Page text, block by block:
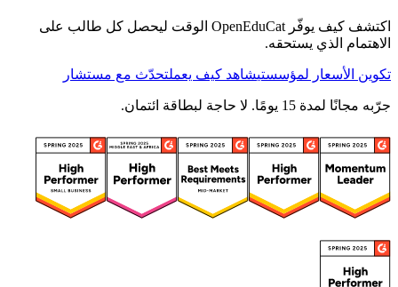
اكتشف كيف يوفّر OpenEduCat الوقت ليحصل كل طالب على
الاهتمام الذي يستحقه.
تكوين الأسعار لمؤسستيشاهد كيف يعملتحدّث مع مستشار
جرّبه مجانًا لمدة 15 يومًا. لا حاجة لبطاقة ائتمان.